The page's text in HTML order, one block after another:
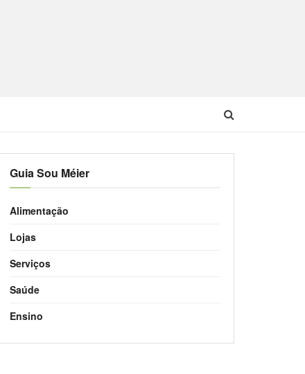
Guia Sou Méier
Alimentação
Lojas
Serviços
Saúde
Ensino